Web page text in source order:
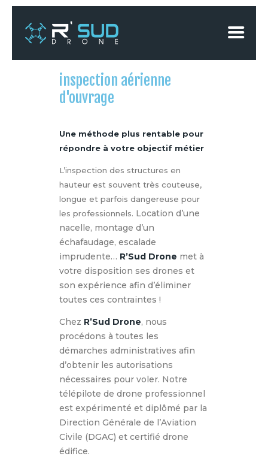
QUI SOMMES-NOUS
NETTOYAGE
VUE
ACTUALITÉ
CONTACT
inspection aérienne
d'ouvrage
Une méthode plus rentable pour
répondre à votre objectif métier
L’inspection des structures en
hauteur est souvent très couteuse,
longue et parfois dangereuse pour
les professionnels. Location d’une
nacelle, montage d’un
échafaudage, escalade
imprudente… R’Sud Drone met à
votre disposition ses drones et
son expérience afin d’éliminer
toutes ces contraintes !
Chez R’Sud Drone, nous
procédons à toutes les
démarches administratives afin
d’obtenir les autorisations
nécessaires pour voler. Notre
télépilote de drone professionnel
est expérimenté et diplômé par la
Direction Générale de l’Aviation
Civile (DGAC) et certifié drone
édifice.